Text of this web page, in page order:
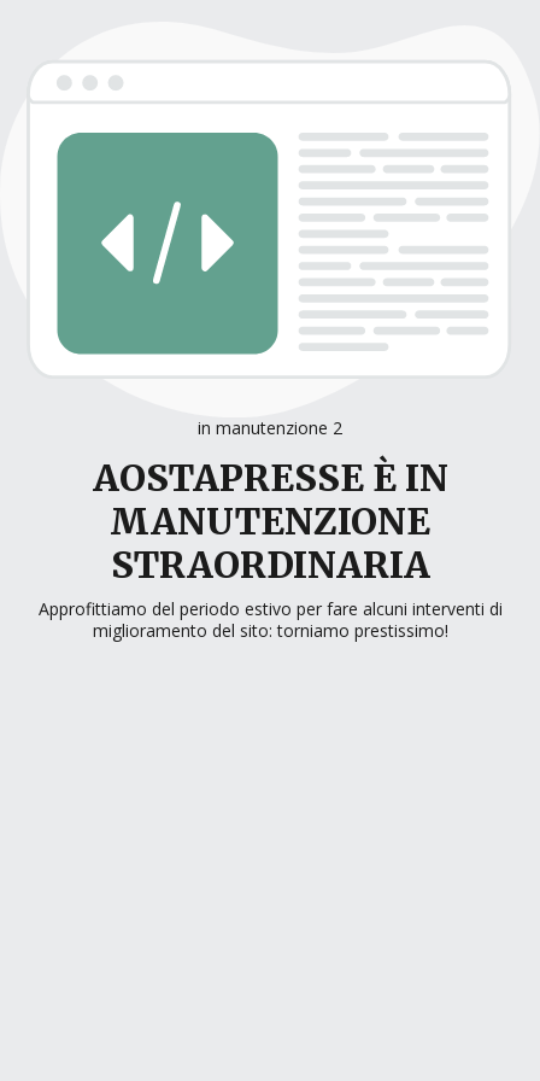
in manutenzione 2
AOSTAPRESSE È IN
MANUTENZIONE
STRAORDINARIA
Approfittiamo del periodo estivo per fare alcuni interventi di
miglioramento del sito: torniamo prestissimo!